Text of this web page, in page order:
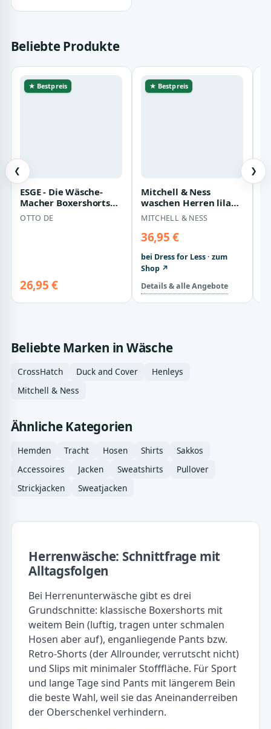
Beliebte Produkte
❮
★ Bestpreis
ESGE - Die Wäsche-
Macher Boxershorts
ESGE Herren
Boxershorts Feinripp…
OTTO DE
26,95 €
★ Bestpreis
Mitchell & Ness
waschen Herren lila
Swigman Shorts aus
MITCHELL & NESS
36,95 €
bei Dress for Less · zum
Shop ↗
Details & alle Angebote
❯
Beliebte Marken in Wäsche
CrossHatch Duck and Cover
Henleys
Mitchell & Ness
Ähnliche Kategorien
Hemden Tracht Hosen Shirts
Sakkos
Accessoires
Jacken Sweatshirts
Pullover
Strickjacken
Sweatjacken
Herrenwäsche: Schnittfrage mit
Alltagsfolgen
Bei Herrenunterwäsche gibt es drei
Grundschnitte: klassische Boxershorts mit
weitem Bein (luftig, tragen unter schmalen
Hosen aber auf), enganliegende Pants bzw.
Retro-Shorts (der Allrounder, verrutscht nicht)
und Slips mit minimaler Stofffläche. Für Sport
und lange Tage sind Pants mit längerem Bein
die beste Wahl, weil sie das Aneinanderreiben
der Oberschenkel verhindern.